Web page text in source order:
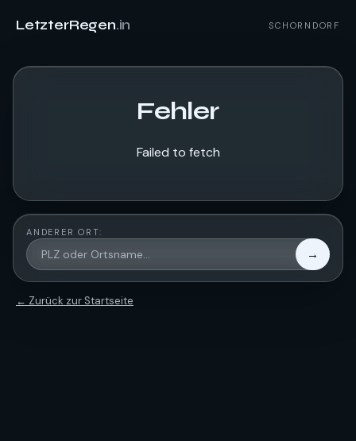
LetzterRegen.in SCHORNDORF
Fehler
Failed to fetch
ANDERER ORT:
→
← Zurück zur Startseite